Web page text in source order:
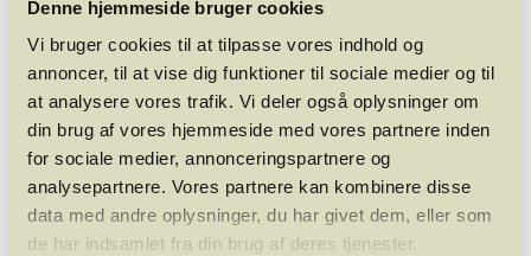
Denne hjemmeside bruger cookies
Vi bruger cookies til at tilpasse vores indhold og
annoncer, til at vise dig funktioner til sociale medier og til
at analysere vores trafik. Vi deler også oplysninger om
din brug af vores hjemmeside med vores partnere inden
for sociale medier, annonceringspartnere og
analysepartnere. Vores partnere kan kombinere disse
data med andre oplysninger, du har givet dem, eller som
de har indsamlet fra din brug af deres tjenester.
Protein 1,7 g
Kulhydrat 11,4 g
Fedt 0,3 g
Botanisk navn:Beta vulgaris
Engelsk: Red beets/beetroot.
Tysk: Rote Rübe.
Fransk: Betteraves rouges.